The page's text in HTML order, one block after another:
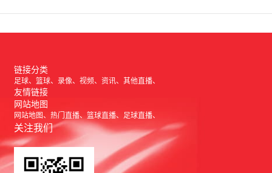
链接分类
足球 篮球 录像 视频 资讯 其他直播
友情链接
网站地图
网站地图 热门直播 篮球直播 足球直播
关注我们